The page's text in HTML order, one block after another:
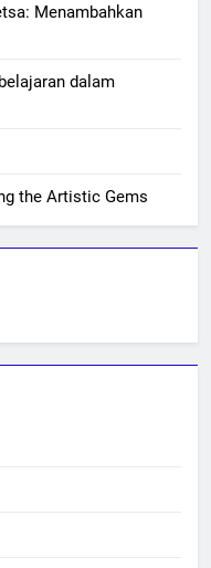
Menambahkan
dalam
the Artistic Gems